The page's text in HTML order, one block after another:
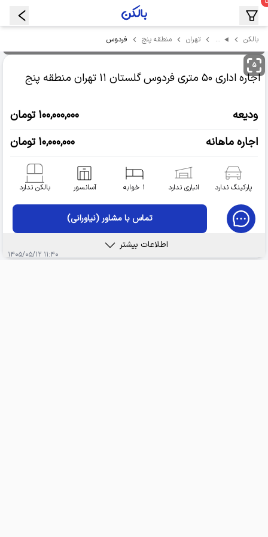
بالکن … تهران منطقه پنج فردوس
۵
اجاره اداری ۵۰ متری فردوس گلستان ۱۱ تهران منطقه پنج
ودیعه
۱۰۰,۰۰۰,۰۰۰ تومان
اجاره ماهانه
۱۰,۰۰۰,۰۰۰ تومان
پارکینگ ندارد انباری ندارد ۱ خوابه آسانسور بالکن ندارد
تماس با مشاور (نیاورانی)
اطلاعات بیشتر
۱۱:۴۰ ۱۴۰۵/۰۵/۱۲